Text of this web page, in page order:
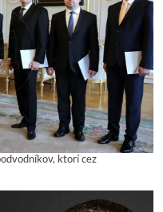
ktorí cez